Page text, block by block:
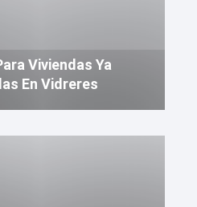
Viviendas Ya
En Vidreres